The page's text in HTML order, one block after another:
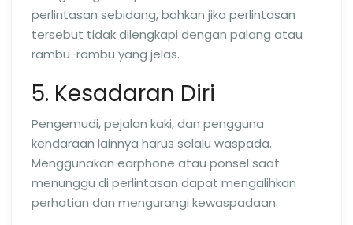
perlintasan sebidang, bahkan jika perlintasan
tersebut tidak dilengkapi dengan palang atau
rambu-rambu yang jelas.
5. Kesadaran Diri
Pengemudi, pejalan kaki, dan pengguna
kendaraan lainnya harus selalu waspada.
Menggunakan earphone atau ponsel saat
menunggu di perlintasan dapat mengalihkan
perhatian dan mengurangi kewaspadaan.